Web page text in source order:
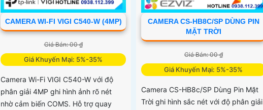
CAMERA WI-FI VIGI C540-W (4MP)
Giá Bán: 00 ₫
Giá Khuyến Mại: 5%-35%
Camera Wi-Fi VIGI C540-W với độ
phân giải 4MP ghi hình ảnh rõ nét
nhờ cảm biến COMS. Hỗ trợ quay
CAMERA CS-HB8C/SP DÙNG PIN
MẶT TRỜI
Giá Bán: 00 ₫
Giá Khuyến Mại: 5%-35%
Camera CS-HB8c/SP Dùng Pin Mặt
Trời ghi hình sắc nét với độ phân giải